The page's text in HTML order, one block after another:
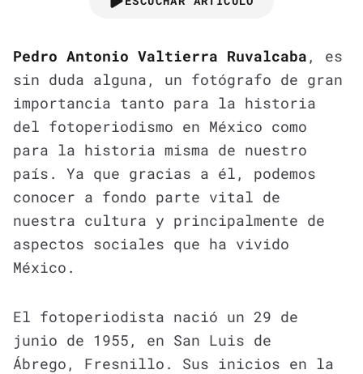
Pedro Antonio Valtierra Ruvalcaba , es
sin duda alguna, un fotógrafo de gran
importancia tanto para la historia
del fotoperiodismo en México como
para la historia misma de nuestro
país. Ya que gracias a él, podemos
conocer a fondo parte vital de
nuestra cultura y principalmente de
aspectos sociales que ha vivido
México.
El fotoperiodista nació un 29 de
junio de 1955, en San Luis de
Ábrego, Fresnillo. Sus inicios en la